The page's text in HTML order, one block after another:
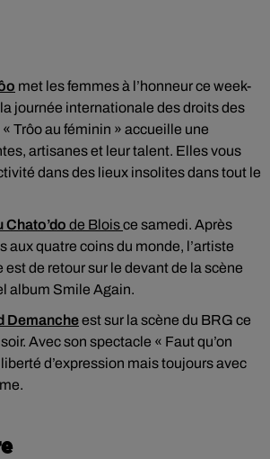
met les femmes à l’honneur ce week-
journée internationale des droits des
Trôo au féminin » accueille une
artisanes et leur talent. Elles vous
dans des lieux insolites dans tout le
Chato’do de Bloisce samedi. Après
aux quatre coins du monde, l’artiste
est de retour sur le devant de la scène
album Smile Again.
Demancheest sur la scène du BRG ce
Avec son spectacle « Faut qu’on
d’expression mais toujours avec